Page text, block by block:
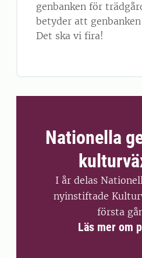
genbanken för
betyder att
Det ska vi fira!
Nationella
I år delas
nyinstiftade
första
Läs mer om